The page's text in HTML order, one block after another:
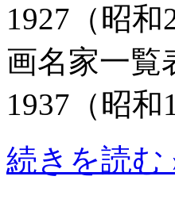
1927（昭
画名家一
1937（昭和
続きを読む